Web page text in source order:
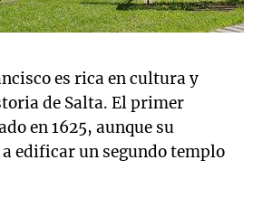
es rica en cultura y
de Salta. El primer
en 1625, aunque su
edificar un segundo templo